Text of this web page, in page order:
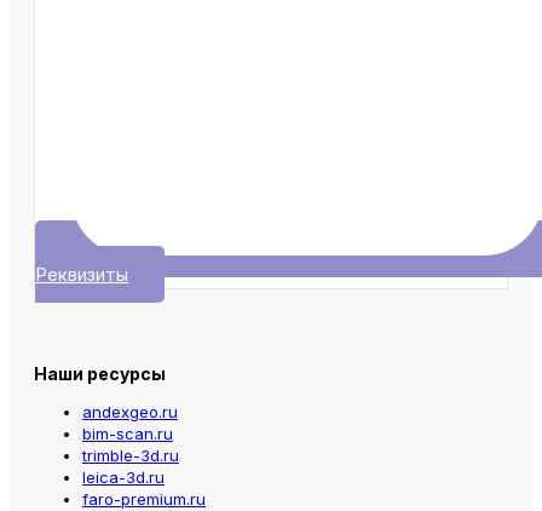
Реквизиты
Наши ресурсы
andexgeo.ru
bim-scan.ru
trimble-3d.ru
leica-3d.ru
faro-premium.ru